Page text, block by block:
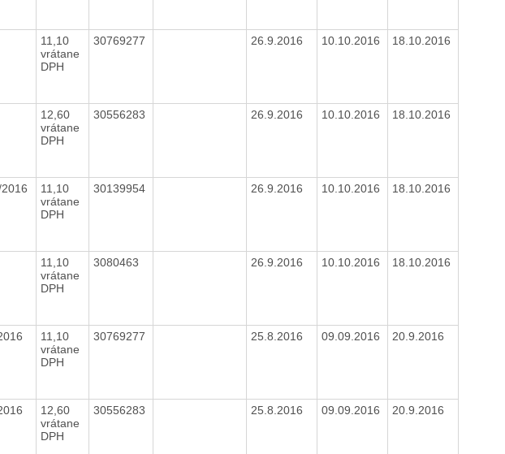
11,10
vrátane
DPH
30769277 26.9.2016 10.10.2016 18.10.2016
12,60
vrátane
DPH
30556283 26.9.2016 10.10.2016 18.10.2016
11,10
vrátane
DPH
30139954 26.9.2016 10.10.2016 18.10.2016
11,10
vrátane
DPH
3080463 26.9.2016 10.10.2016 18.10.2016
11,10
vrátane
DPH
30769277 25.8.2016 09.09.2016 20.9.2016
12,60
vrátane
DPH
30556283 25.8.2016 09.09.2016 20.9.2016